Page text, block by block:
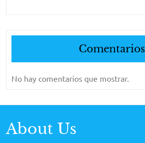
Comentarios
No hay comentarios que mostrar.
About Us